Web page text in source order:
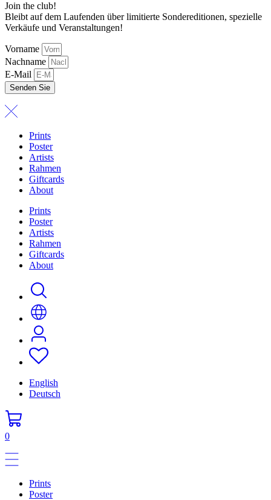
Join the club!
Bleibt auf dem Laufenden über limitierte Sondereditionen, spezielle
Verkäufe und Veranstaltungen!
Vorname
Nachname
E-Mail
Senden Sie
Prints
Poster
Artists
Rahmen
Giftcards
About
Prints
Poster
Artists
Rahmen
Giftcards
About
English
Deutsch
0
Prints
Poster